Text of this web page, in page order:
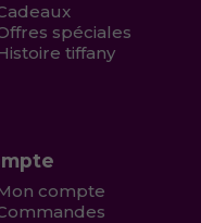
spéciales
tiffany
compte